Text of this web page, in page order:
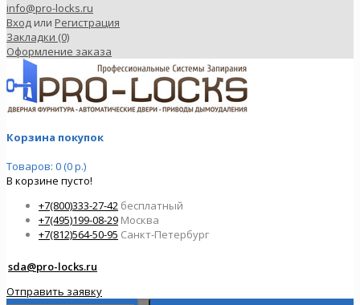
info@pro-locks.ru
Вход или Регистрация
Закладки (0)
Оформление заказа
Корзина покупок
Товаров: 0 (0 р.)
В корзине пусто!
+7(800)333-27-42 бесплатный
+7(495)199-08-29 Москва
+7(812)564-50-95 Санкт-Петербург
sda@pro-locks.ru
Отправить заявку